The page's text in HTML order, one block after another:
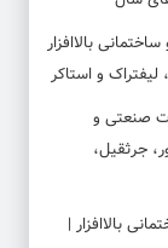
بالاافزار
و استاکر
صنعتی و
جرثقیل،
بالاافزار |